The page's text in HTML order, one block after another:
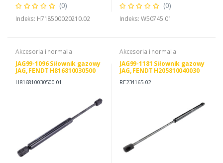
(0)
Indeks: H718500020210.02
(0)
Indeks: W50745.01
Akcesoria i normalia
JAG99-1096 Siłownik gazowy
JAG, FENDT H816810030500
H816810030500.01
Akcesoria i normalia
JAG99-1181 Siłownik gazowy
JAG, FENDT H205810040030
RE234165.02